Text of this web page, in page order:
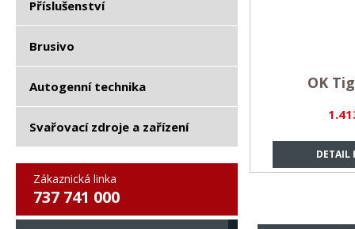
Příslušenství
Brusivo
Autogenní technika
Svařovací zdroje a zařízení
Zákaznická linka
737 741 000
DETAIL
OK